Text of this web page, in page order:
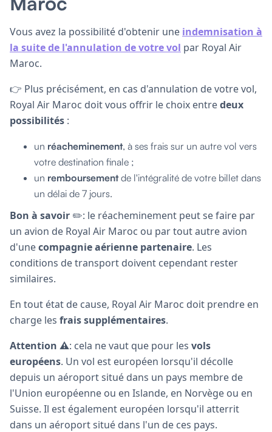
Vous avez la possibilité d'obtenir une indemnisation à
la suite de l'annulation de votre vol par Royal Air
Maroc.
👉 Plus précisément, en cas d'annulation de votre vol,
Royal Air Maroc doit vous offrir le choix entredeux
possibilités :
un réacheminement, à ses frais sur un autre vol vers
votre destination finale ;
un remboursementde l'intégralité de votre billet dans
un délai de 7 jours.
Bon à savoir ✏️: le réacheminement peut se faire par
un avion de Royal Air Maroc ou par tout autre avion
d'unecompagnie aérienne partenaire. Les
conditions de transport doivent cependant rester
similaires.
En tout état de cause, Royal Air Maroc doit prendre en
charge les frais supplémentaires.
Attention ⚠️: cela ne vaut que pour les vols
européens. Un vol est européen lorsqu'il décolle
depuis un aéroport situé dans un pays membre de
l'Union européenne ou en Islande, en Norvège ou en
Suisse. Il est également européen lorsqu'il atterrit
dans un aéroport situé dans l'un de ces pays.